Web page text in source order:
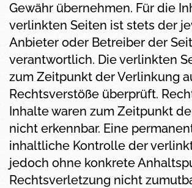
Gewähr übernehmen. Für die
verlinkten Seiten ist stets der
Anbieter oder Betreiber der
verantwortlich. Die verlinkten
zum Zeitpunkt der Verlinkung
Rechtsverstöße überprüft.
Inhalte waren zum Zeitpunkt
nicht erkennbar. Eine
inhaltliche Kontrolle der
jedoch ohne konkrete
Rechtsverletzung nicht